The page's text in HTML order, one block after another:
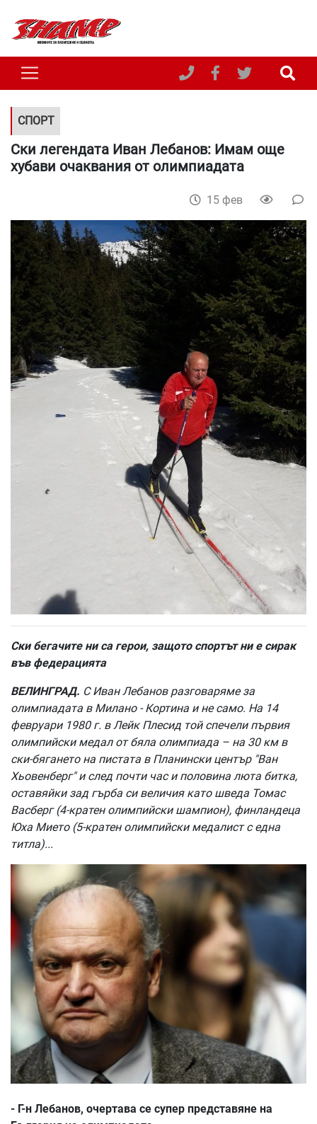
СПОРТ
Ски легендата Иван Лебанов: Имам още
хубави очаквания от олимпиадата
15 фев
Ски бегачите ни са герои, защото спортът ни е сирак
във федерацията
ВЕЛИНГРАД. С Иван Лебанов разговаряме за
олимпиадата в Милано - Кортина и не само. На 14
февруари 1980 г. в Лейк Плесид той спечели първия
олимпийски медал от бяла олимпиада – на 30 км в
ски-бягането на пистата в Планински център "Ван
Хьовенберг" и след почти час и половина люта битка,
оставяйки зад гърба си величия като шведа Томас
Васберг (4-кратен олимпийски шампион), финландеца
Юха Мието (5-кратен олимпийски медалист с една
титла)...
- Г-н Лебанов, очертава се супер представяне на